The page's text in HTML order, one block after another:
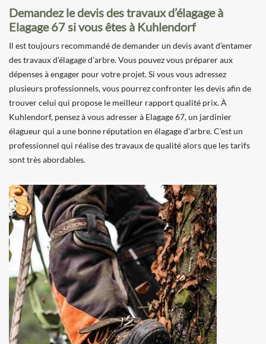
Demandez le devis des travaux d’élagage à
Elagage 67 si vous êtes à Kuhlendorf
Il est toujours recommandé de demander un devis avant d’entamer
des travaux d’élagage d’arbre. Vous pouvez vous préparer aux
dépenses à engager pour votre projet. Si vous vous adressez
plusieurs professionnels, vous pourrez confronter les devis afin de
trouver celui qui propose le meilleur rapport qualité prix. À
Kuhlendorf, pensez à vous adresser à Elagage 67, un jardinier
élagueur qui a une bonne réputation en élagage d’arbre. C’est un
professionnel qui réalise des travaux de qualité alors que les tarifs
sont très abordables.